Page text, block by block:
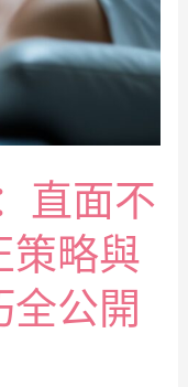
直面不
策略與
全公開